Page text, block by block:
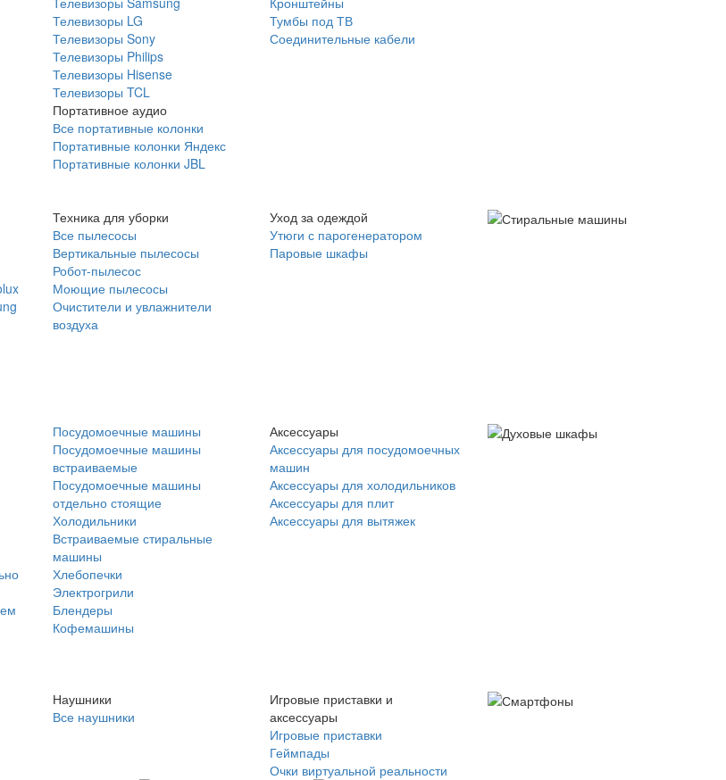
Телевизоры LG
Телевизоры Sony
Телевизоры Philips
Телевизоры Hisense
Телевизоры TCL
Портативное аудио
Все портативные колонки
Портативные колонки Яндекс
Портативные колонки JBL
Тумбы под ТВ
Соединительные кабели
Техника для уборки
Все пылесосы
Вертикальные пылесосы
Робот-пылесос
Моющие пылесосы
Очистители и увлажнители
воздуха
Уход за одеждой
Утюги с парогенератором
Паровые шкафы
Посудомоечные машины
Посудомоечные машины
встраиваемые
Посудомоечные машины
отдельно стоящие
Холодильники
Встраиваемые стиральные
машины
Хлебопечки
Электрогрили
Блендеры
Кофемашины
Аксессуары
Аксессуары для посудомоечных
машин
Аксессуары для холодильников
Аксессуары для плит
Аксессуары для вытяжек
Наушники
Все наушники
Игровые приставки и
аксессуары
Игровые приставки
Геймпады
Очки виртуальной реальности